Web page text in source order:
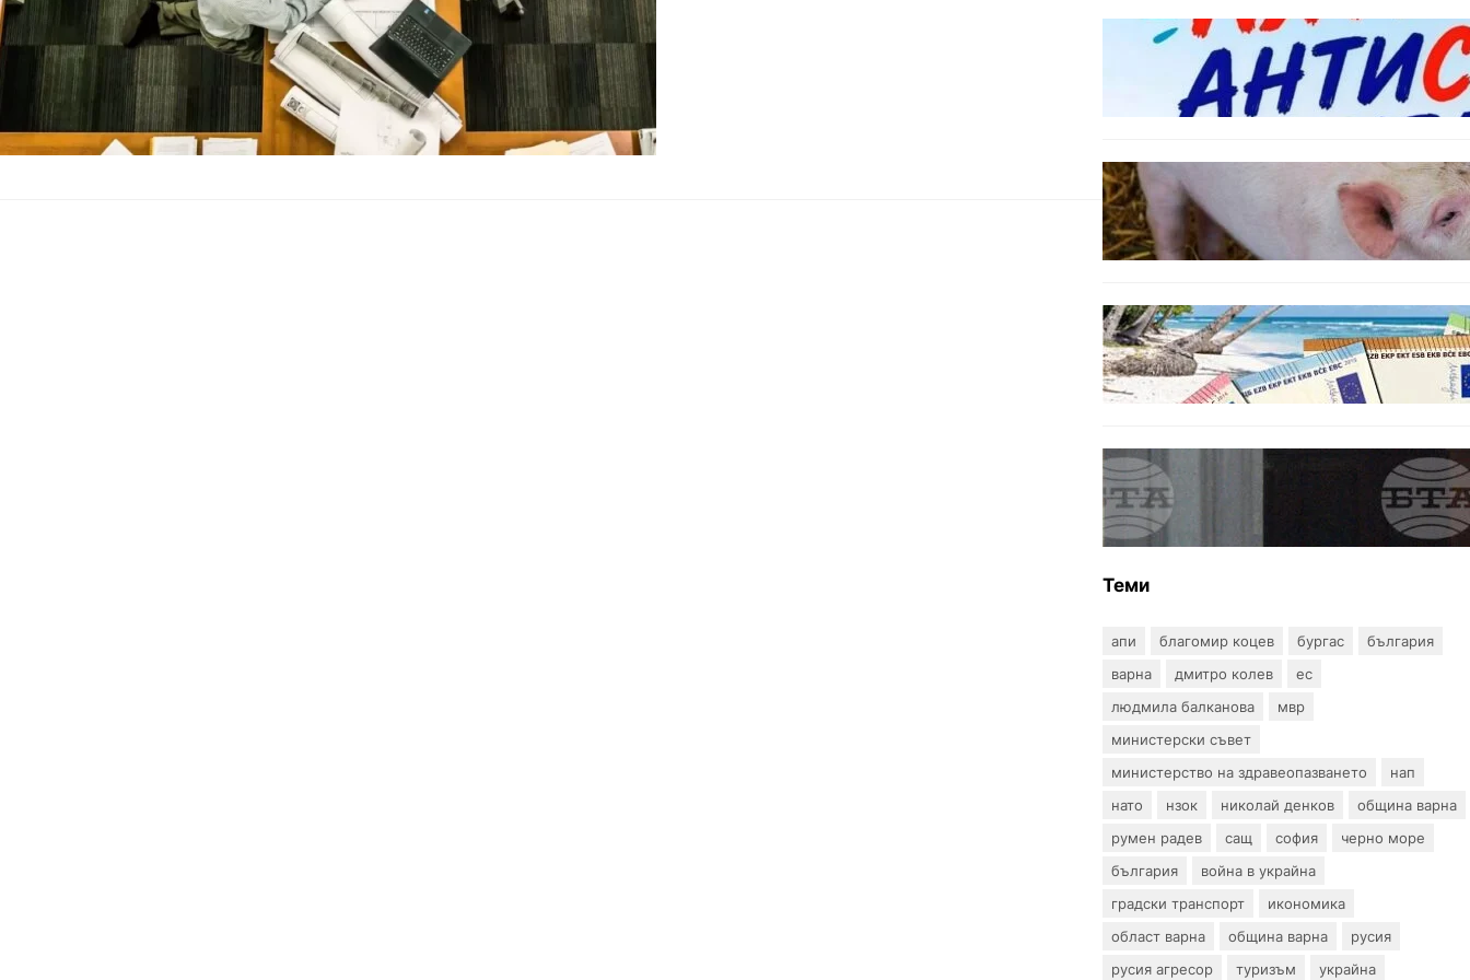
БЪЛГАРИЯ
Варна предлага безплатни и
анонимни тестове за ХИВ и
други инфекции през август
Тревога във Варненско:
Африканска чума по свинете е
открита край Гроздьово
ИКОНОМИКА
Край на цените в две валути:
От 9 август етикетите ще са
само в евро.
Варна отбелязва 147 години от
Военноморските сили
Теми
апи благомир коцев бургас
българия
варна
дмитро колев
ес
людмила балканова
мвр
министерски съвет
министерство на здравеопазването
нап
нато
нзок николай денков
община варна
румен радев
сащ софия
черно море
българия
война в украйна
градски транспорт
икономика
област варна
община варна
русия
русия агресор
туризъм украйна